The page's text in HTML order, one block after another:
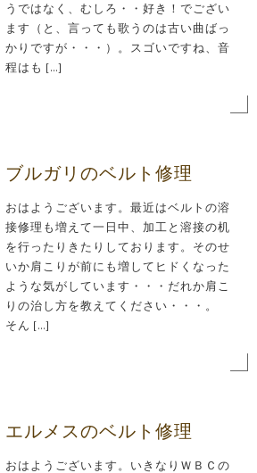
うではなく、むしろ・・好き！でござい
ます（と、言っても歌うのは古い曲ばっ
かりですが・・・）。スゴいですね、音
程はも […]
ブルガリのベルト修理
おはようございます。最近はベルトの溶
接修理も増えて一日中、加工と溶接の机
を行ったりきたりしております。そのせ
いか肩こりが前にも増してヒドくなった
ような気がしています・・・だれか肩こ
りの治し方を教えてください・・・。
そん […]
エルメスのベルト修理
おはようございます。いきなりＷＢＣの